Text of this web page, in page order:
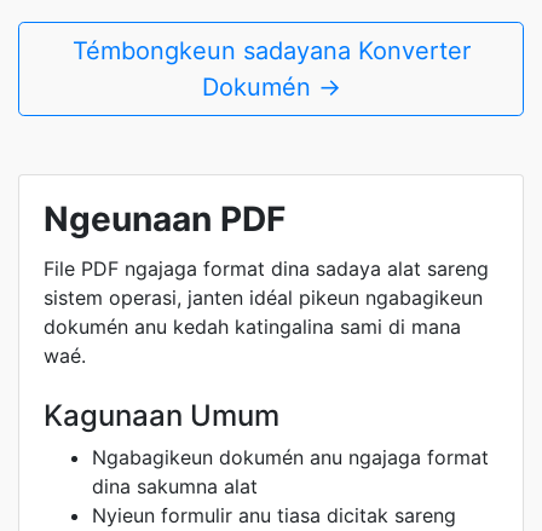
Témbongkeun sadayana Konverter
Dokumén →
Ngeunaan PDF
File PDF ngajaga format dina sadaya alat sareng
sistem operasi, janten idéal pikeun ngabagikeun
dokumén anu kedah katingalina sami di mana
waé.
Kagunaan Umum
Ngabagikeun dokumén anu ngajaga format
dina sakumna alat
Nyieun formulir anu tiasa dicitak sareng